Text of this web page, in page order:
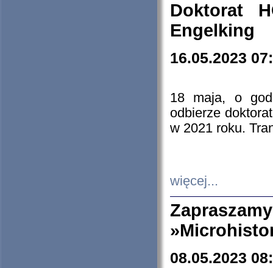
Doktorat
Engelking
16.05.2023
18 maja, o
odbierze
w 2021 roku.
więcej...
08.05.2023